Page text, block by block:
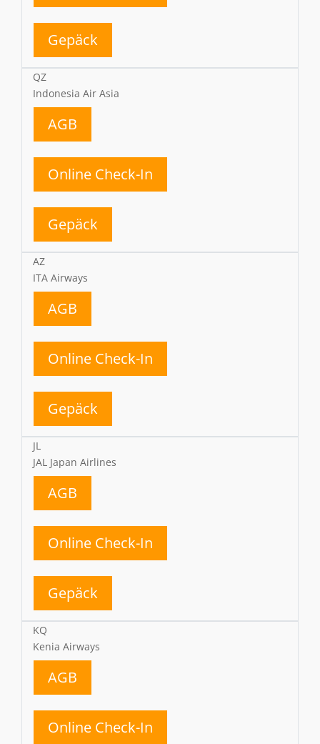
Gepäck
QZ
Indonesia Air Asia
AGB
Online Check-In
Gepäck
AZ
ITA Airways
AGB
Online Check-In
Gepäck
JL
JAL Japan Airlines
AGB
Online Check-In
Gepäck
KQ
Kenia Airways
AGB
Online Check-In